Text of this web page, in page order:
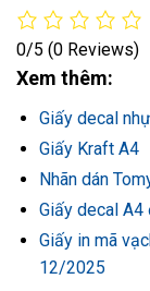
0/5 (0 Reviews)
Xem thêm:
Giấy decal
Giấy Kraft A4
Nhãn dán
Giấy decal A4
Giấy in mã
12/2025